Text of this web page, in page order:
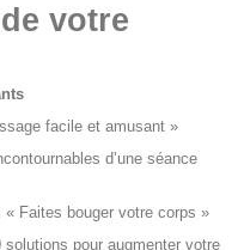
votre
facile et amusant »
d’une séance
« Faites bouger votre corps »
pour augmenter votre